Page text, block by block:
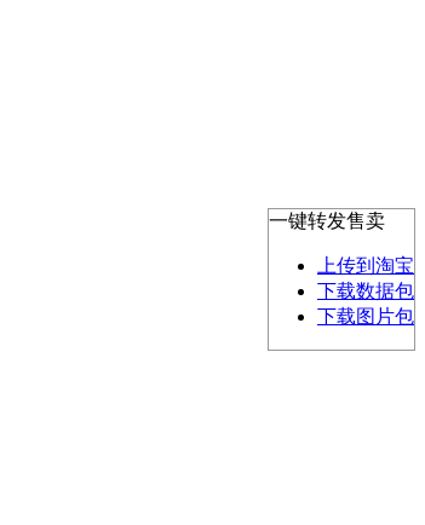
一键转发售卖
上传到淘宝
下载数据包
下载图片包